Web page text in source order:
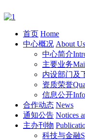
首页 Home
中心概况 About Us
中心简介
主要业务
内设部门及
资质荣誉
信息公开
合作动态 News
通知公告 Notices
主办刊物
科技与金融